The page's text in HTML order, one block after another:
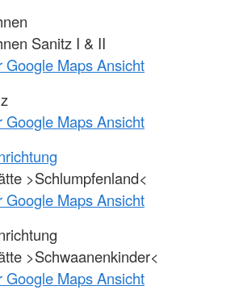
Sanitz I & II
Google Maps Ansicht
Google Maps Ansicht
>Schlumpfenland<
Google Maps Ansicht
>Schwaanenkinder<
Google Maps Ansicht